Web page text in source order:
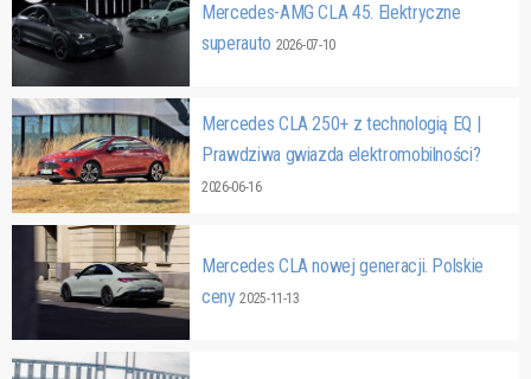
Mercedes-AMG CLA 45. Elektryczne
superauto 2026-07-10
Mercedes CLA 250+ z technologią EQ |
Prawdziwa gwiazda elektromobilności?
2026-06-16
Mercedes CLA nowej generacji. Polskie
ceny2025-11-13